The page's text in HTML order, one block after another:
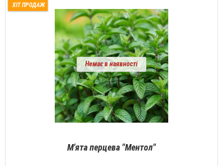
ХІТ ПРОДАЖ
Немає в наявності
М'ята перцева "Ментол"